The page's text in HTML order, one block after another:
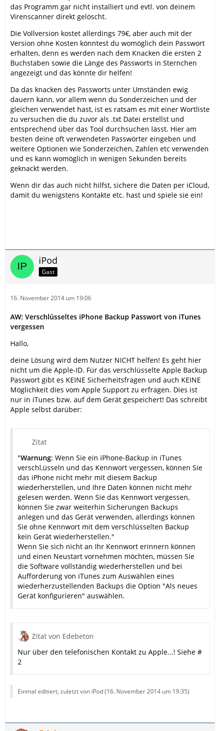
das Programm gar nicht installiert und evtl. von deinem
Virenscanner direkt gelöscht.
Die Vollversion kostet allerdings 79€, aber auch mit der
Version ohne Kosten könntest du womöglich dein Passwort
erhalten, denn es werden nach dem Knacken die ersten 2
Buchstaben sowie die Länge des Passworts in Sternchen
angezeigt und das könnte dir helfen!
Da das knacken des Passworts unter Umständen ewig
dauern kann, vor allem wenn du Sonderzeichen und der
gleichen verwendet hast, ist es ratsam es mit einer Wortliste
zu versuchen die du zuvor als .txt Datei erstellst und
entsprechend über das Tool durchsuchen lässt. Hier am
besten deine oft verwendeten Passwörter eingeben und
weitere Optionen wie Sonderzeichen, Zahlen etc verwenden
und es kann womöglich in wenigen Sekunden bereits
geknackt werden.
Wenn dir das auch nicht hilfst, sichere die Daten per iCloud,
damit du wenigstens Kontakte etc. hast und spiele sie ein!
iPod
Gast
16. November 2014 um 19:06
AW: Verschlüsseltes iPhone Backup Passwort von iTunes
vergessen
Hallo,
deine Lösung wird dem Nutzer NICHT helfen! Es geht hier
nicht um die Apple-ID. Für das verschlüsselte Apple Backup
Passwort gibt es KEINE Sicherheitsfragen und auch KEINE
Möglichkeit dies vom Apple Support zu erfragen. Dies ist
nur in iTunes bzw. auf dem Gerät gespeichert! Das schreibt
Apple selbst darüber:
Zitat
"Warnung: Wenn Sie ein iPhone-Backup in iTunes
verschl,üsseln und das Kennwort vergessen, können Sie
das iPhone nicht mehr mit diesem Backup
wiederherstellen, und Ihre Daten können nicht mehr
gelesen werden. Wenn Sie das Kennwort vergessen,
können Sie zwar weiterhin Sicherungen Backups
anlegen und das Gerät verwenden, allerdings können
Sie ohne Kennwort mit dem verschlüsselten Backup
kein Gerät wiederherstellen."
Wenn Sie sich nicht an Ihr Kennwort erinnern können
und einen Neustart vornehmen möchten, müssen Sie
die Software vollständig wiederherstellen und bei
Aufforderung von iTunes zum Auswählen eines
wiederherzustellenden Backups die Option "Als neues
Gerät konfigurieren" auswählen.
Zitat von Edebeton
Nur über den telefonischen Kontakt zu Apple...! Siehe #
2
Einmal editiert, zuletzt von iPod (16. November 2014 um 19:35)